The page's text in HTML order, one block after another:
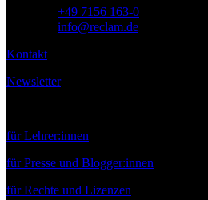
+49 7156 163-0
info@reclam.de
Kontakt
Newsletter
für Lehrer:innen
für Presse und Blogger:innen
für Rechte und Lizenzen